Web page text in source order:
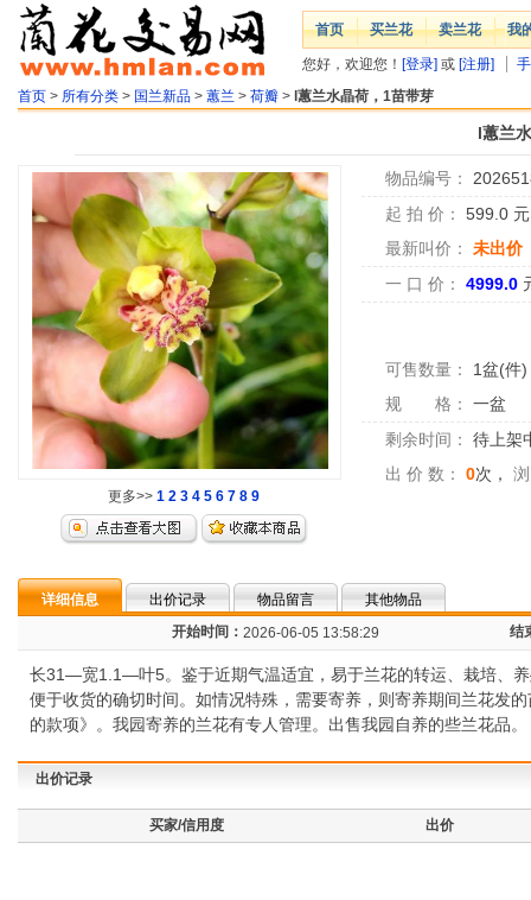
首页 买兰花 卖兰花 我
您好，欢迎您！ [登录] 或 [注册]
首页 > 所有分类 > 国兰新品 > 蕙兰 > 荷瓣 > l蕙兰水晶荷，1苗带芽
l蕙兰
更多>> 1 2 3 4 5 6 7 8 9
物品编号：
起 拍 价：
599.0
最新叫价：
未出价
一 口 价：
4999.0
可售数量： 1盆(件)
规 格：
一盆
剩余时间：
待上架
出 价 数：
0次，
详细信息 出价记录 物品留言
其他物品
开始时间： 2026-06-05 13:58:29 结
长31—宽1.1—叶5。鉴于近期气温适宜，易于兰花的转运、栽培、
便于收货的确切时间。如情况特殊，需要寄养，则寄养期间兰花发
的款项》。我园寄养的兰花有专人管理。出售我园自养的些兰花品。
出价记录
买家/信用度 出价